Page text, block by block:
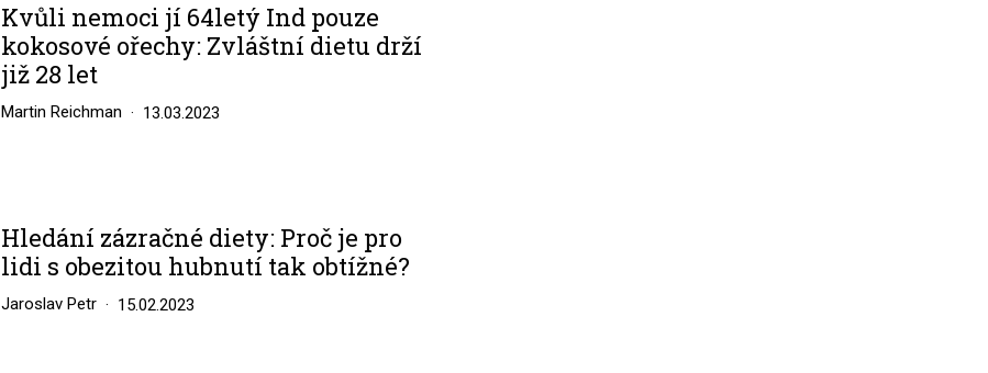
Kvůli nemoci jí 64letý Ind pouze
kokosové ořechy: Zvláštní dietu drží
již 28 let
Martin Reichman 13.03.2023
Hledání zázračné diety: Proč je pro
lidi s obezitou hubnutí tak obtížné?
Jaroslav Petr 15.02.2023